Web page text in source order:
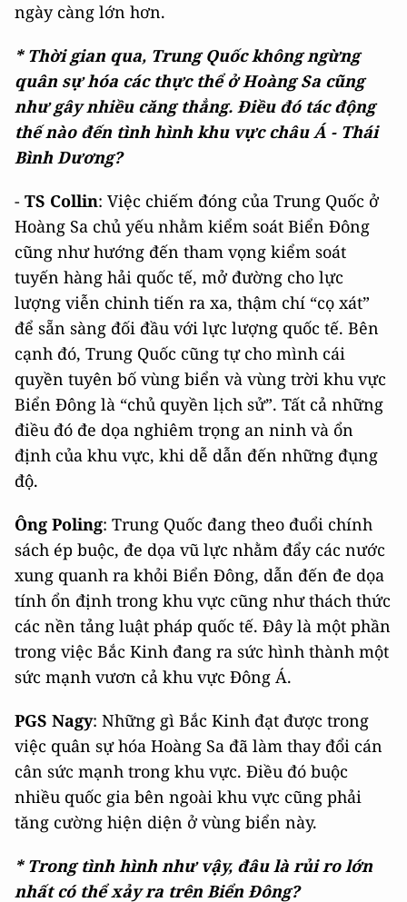
ngày càng lớn hơn.
* Thời gian qua, Trung Quốc không ngừng
quân sự hóa các thực thể ở Hoàng Sa cũng
như gây nhiều căng thẳng. Điều đó tác động
thế nào đến tình hình khu vực châu Á - Thái
Bình Dương?
- TS Collin: Việc chiếm đóng của Trung Quốc ở
Hoàng Sa chủ yếu nhằm kiểm soát Biển Đông
cũng như hướng đến tham vọng kiểm soát
tuyến hàng hải quốc tế, mở đường cho lực
lượng viễn chinh tiến ra xa, thậm chí “cọ xát”
để sẵn sàng đối đầu với lực lượng quốc tế. Bên
cạnh đó, Trung Quốc cũng tự cho mình cái
quyền tuyên bố vùng biển và vùng trời khu vực
Biển Đông là “chủ quyền lịch sử”. Tất cả những
điều đó đe dọa nghiêm trọng an ninh và ổn
định của khu vực, khi dễ dẫn đến những đụng
độ.
Ông Poling: Trung Quốc đang theo đuổi chính
sách ép buộc, đe dọa vũ lực nhằm đẩy các nước
xung quanh ra khỏi Biển Đông, dẫn đến đe dọa
tính ổn định trong khu vực cũng như thách thức
các nền tảng luật pháp quốc tế. Đây là một phần
trong việc Bắc Kinh đang ra sức hình thành một
sức mạnh vươn cả khu vực Đông Á.
PGS Nagy: Những gì Bắc Kinh đạt được trong
việc quân sự hóa Hoàng Sa đã làm thay đổi cán
cân sức mạnh trong khu vực. Điều đó buộc
nhiều quốc gia bên ngoài khu vực cũng phải
tăng cường hiện diện ở vùng biển này.
* Trong tình hình như vậy, đâu là rủi ro lớn
nhất có thể xảy ra trên Biển Đông?